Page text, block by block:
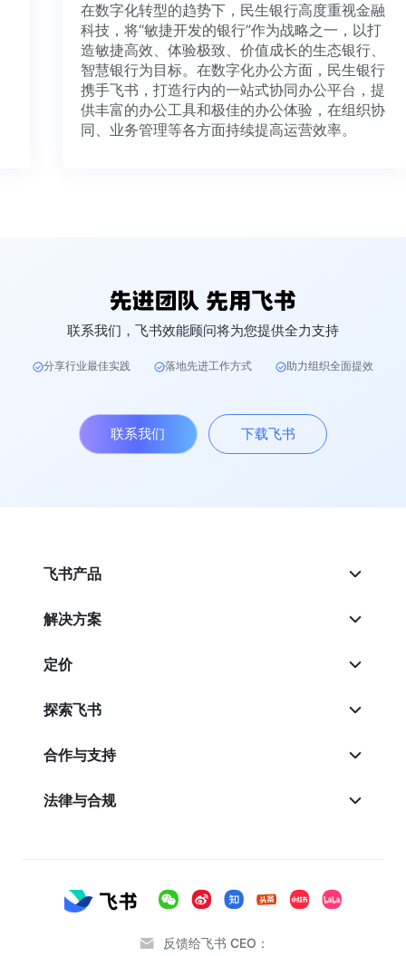
在数字化转型的趋势下，民生银行高度重视金
科技，将“敏捷开发的银行”作为战略之一，以打
造敏捷高效、体验极致、价值成长的生态银行
智慧银行为目标。在数字化办公方面，民生银
携手飞书，打造行内的一站式协同办公平台，
供丰富的办公工具和极佳的办公体验，在组织
同、业务管理等各方面持续提高运营效率。
联系我们，飞书效能顾问将为您提供全力支持
分享行业最佳实践 落地先进工作方式 助力组织全面提效
联系我们 下载飞书
飞书产品
解决方案
定价
探索飞书
合作与支持
法律与合规
反馈给飞书 CEO：